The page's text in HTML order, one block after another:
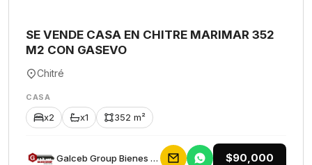
SE VENDE CASA EN CHITRE MARIMAR 352
M2 CON GASEVO
Chitré
CASA
x2 x1 352 m²
Galceb Group Bienes Raices $90,000